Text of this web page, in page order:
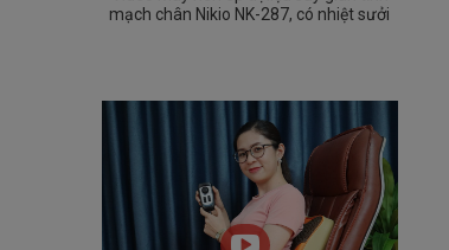
mạch chân Nikio NK-287, có nhiệt sưởi